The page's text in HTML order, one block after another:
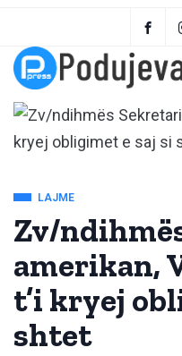
LAJME
Zv/
amerikan,
t’i kryej
shtet